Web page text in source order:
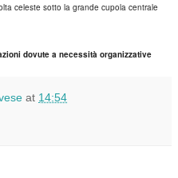
celeste sotto la grande cupola centrale
dovute a necessità organizzative
at 14:54